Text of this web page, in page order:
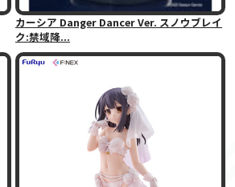
カーシア Danger Dancer Ver. スノウブレイ
ク:禁域降...